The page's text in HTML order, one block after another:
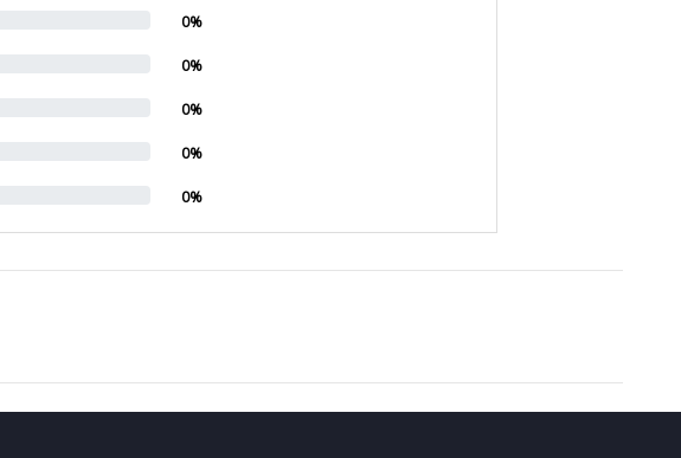
0%
0%
0%
0%
0%